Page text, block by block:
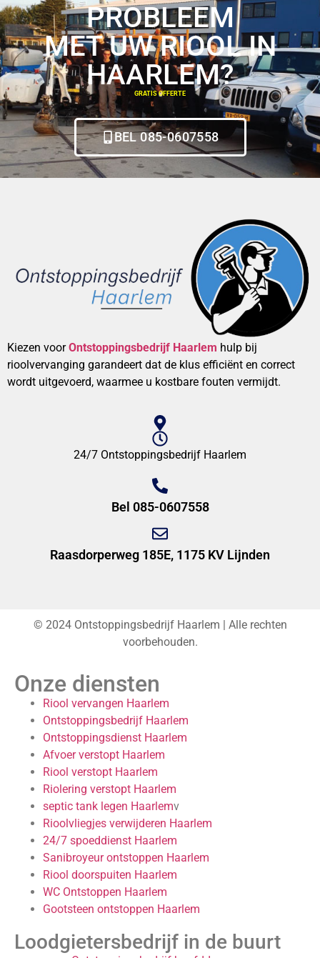
PROBLEEM
MET UW RIOOL IN
HAARLEM?
GRATIS OFFERTE
BEL 085-0607558
Kiezen voorOntstoppingsbedrijf Haarlem hulp bij
rioolvervanging garandeert dat de klus efficiënt en correct
wordt uitgevoerd, waarmee u kostbare fouten vermijdt.
24/7 Ontstoppingsbedrijf Haarlem
Bel 085-0607558
Raasdorperweg 185E, 1175 KV Lijnden
© 2024 Ontstoppingsbedrijf Haarlem | Alle rechten
voorbehouden.
Onze diensten
Riool vervangen Haarlem
Ontstoppingsbedrijf Haarlem
Ontstoppingsdienst Haarlem
Afvoer verstopt Haarlem
Riool verstopt Haarlem
Riolering verstopt Haarlem
septic tank legen Haarlemv
Rioolvliegjes verwijderen Haarlem
24/7 spoeddienst Haarlem
Sanibroyeur ontstoppen Haarlem
Riool doorspuiten Haarlem
WC Ontstoppen Haarlem
Gootsteen ontstoppen Haarlem
Loodgietersbedrijf in de buurt